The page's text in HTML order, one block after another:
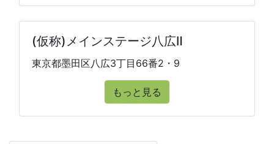
(仮称)メインステージ八広Ⅱ
東京都墨田区八広3丁目66番2・9
もっと見る